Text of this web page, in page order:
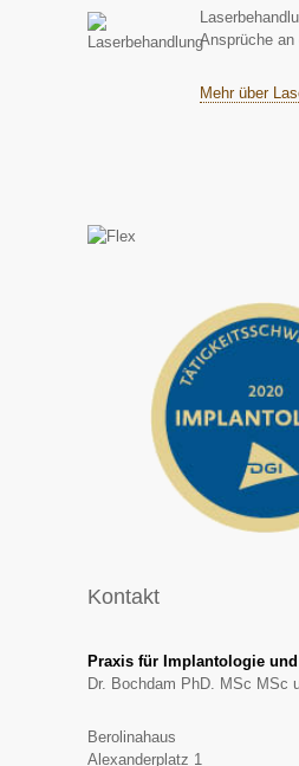
Ansprüche an
Mehr über
Kontakt
Praxis für Implantologie
Dr. Bochdam PhD. MSc MSc
Berolinahaus
Alexanderplatz 1